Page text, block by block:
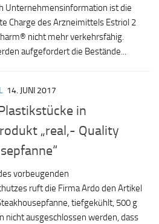
Unternehmensinformation ist die
Charge des Arzneimittels Estriol 2
nicht mehr verkehrsfähig.
aufgefordert die Bestände...
14. JUNI 2017
in
„real,- Quality
vorbeugenden
ruft die Firma Ardo den Artikel
tiefgekühlt, 500 g
nicht ausgeschlossen werden, dass